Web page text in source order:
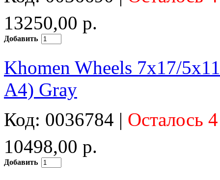
13250,00 р.
Добавить
Khomen Wheels 7x17/
A4) Gray
Код: 0036784 | Осталось
10498,00 р.
Добавить